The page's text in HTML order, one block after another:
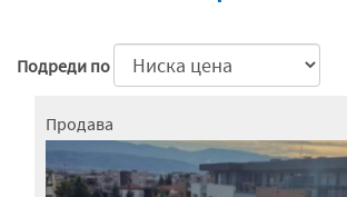
Подреди по
Продава